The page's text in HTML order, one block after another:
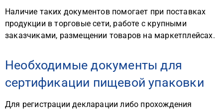
Наличие таких документов помогает при поставках
продукции в торговые сети, работе с крупными
заказчиками, размещении товаров на маркетплейсах.
Необходимые документы для
сертификации пищевой упаковки
Для регистрации декларации либо прохождения